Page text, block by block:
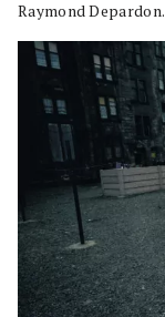
Raymond